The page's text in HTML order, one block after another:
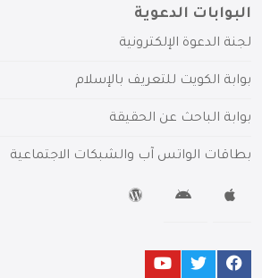
البوابات الدعوية
لجنة الدعوة الإلكترونية
بوابة الكويت للتعريف بالإسلام
بوابة الباحث عن الحقيقة
بطاقات الواتس آب والشبكات الاجتماعية